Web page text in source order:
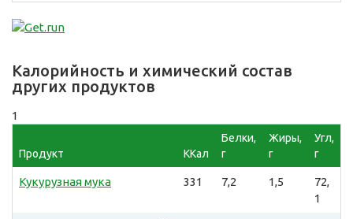
Калорийность и химический состав
других продуктов
1
Продукт ККал
Белки,
г
Жиры,
г
Угл,
г
Кукурузная мука 331 7,2 1,5
72,
1